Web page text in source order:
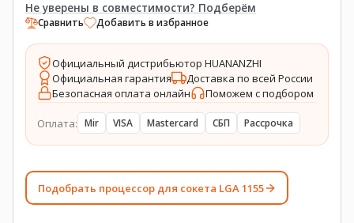
Не уверены в совместимости? Подберём
Сравнить Добавить в избранное
Официальный дистрибьютор HUANANZHI
Официальная гарантия
Доставка по всей России
Безопасная оплата онлайн
Поможем с подбором
Оплата: Mir VISA Mastercard СБП Рассрочка
Подобрать процессор для сокета LGA 1155